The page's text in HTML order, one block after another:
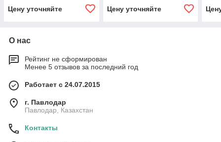
Цену уточняйте Цену уточняйте
О нас
Рейтинг не сформирован
Менее 5 отзывов за последний год
Работает с 24.07.2015
г. Павлодар
Павлодар, Казахстан
Контакты